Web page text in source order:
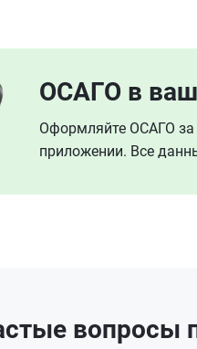
ОСАГО в
Оформляйте ОСАГО за
приложении. Все
вопросы